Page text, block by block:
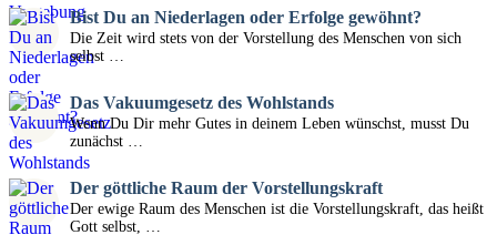
Bist Du an Niederlagen oder Erfolge gewöhnt?
Die Zeit wird stets von der Vorstellung des Menschen von sich
selbst …
Das Vakuumgesetz des Wohlstands
Wenn Du Dir mehr Gutes in deinem Leben wünschst, musst Du
zunächst …
Der göttliche Raum der Vorstellungskraft
Der ewige Raum des Menschen ist die Vorstellungskraft, das heißt
Gott selbst, …